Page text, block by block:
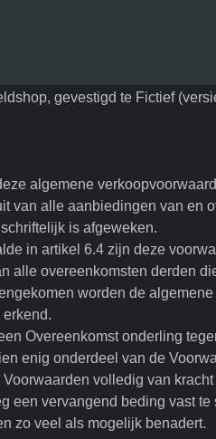
gevestigd te Fictief
algemene
van alle aanbiedingen van en
is afgeweken.
in artikel 6.4 zijn deze
alle overeenkomsten derden
worden de
Overeenkomst onderling
enig onderdeel van de
volledig van
een vervangend beding vast
zo veel als mogelijk benadert.